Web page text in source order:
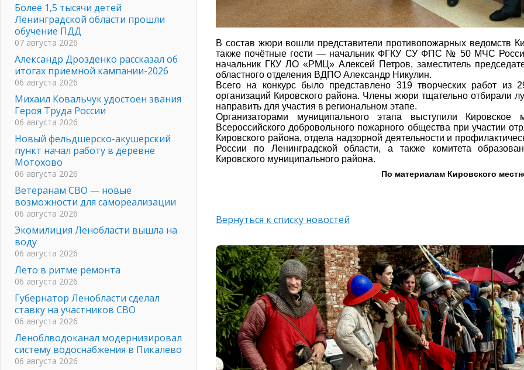
В состав жюри вошли представители противопожарных ведомств
также почётные гости — начальник ФГКУ СУ ФПС № 50 МЧС
начальник ГКУ ЛО «РМЦ» Алексей Петров, заместитель
областного отделения ВДПО Александр Никулин.
Всего на конкурс было представлено 319 творческих работ из
организаций Кировского района. Члены жюри тщательно отбирали
направить для участия в региональном этапе.
Организаторами муниципального этапа выступили Кировское
Всероссийского добровольного пожарного общества при участии
Кировского района, отдела надзорной деятельности и
России по Ленинградской области, а также комитета
Кировского муниципального района.
По материалам Кировского
Вернуться к списку новостей
Более 1,5 тысячи детей
Ленинградской области прошли
обучение ПДД
07 августа 2026
Александр Дрозденко рассказал об
итогах приемной кампании-2026
06 августа 2026
Михаил Ковальчук удостоен звания
Героя Труда России
06 августа 2026
Новый фельдшерско-акушерский
пункт начал работу в деревне
Мотохово
06 августа 2026
Ветеранам СВО — новые
возможности для самореализации
06 августа 2026
Экомилиция Ленобласти вышла на
воду
06 августа 2026
Лето в ритме ремонта
06 августа 2026
Губернатор Ленобласти сделал
ставку на участников СВО
06 августа 2026
Леноблводоканал модернизировал
систему водоснабжения в Пикалево
06 августа 2026